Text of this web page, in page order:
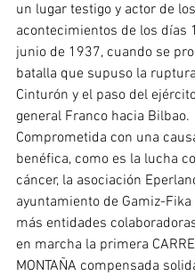
un lugar testigo y actor de los
acontecimientos de los días
junio de 1937, cuando se
batalla que supuso la
Cinturón y el paso del
general Franco hacia Bilbao.
Comprometida con una
benéfica, como es la lucha
cáncer, la asociación
ayuntamiento de Gamiz-
más entidades
en marcha la primera
MONTAÑA compensada